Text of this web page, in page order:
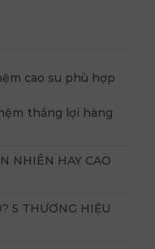
cao su phù hợp
thắng lợi hàng
NHIÊN HAY CAO
5 THƯƠNG HIỆU